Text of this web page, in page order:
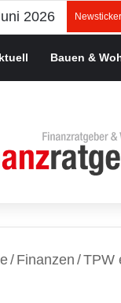
2026
Bauen &
/ Finanzen /TPW